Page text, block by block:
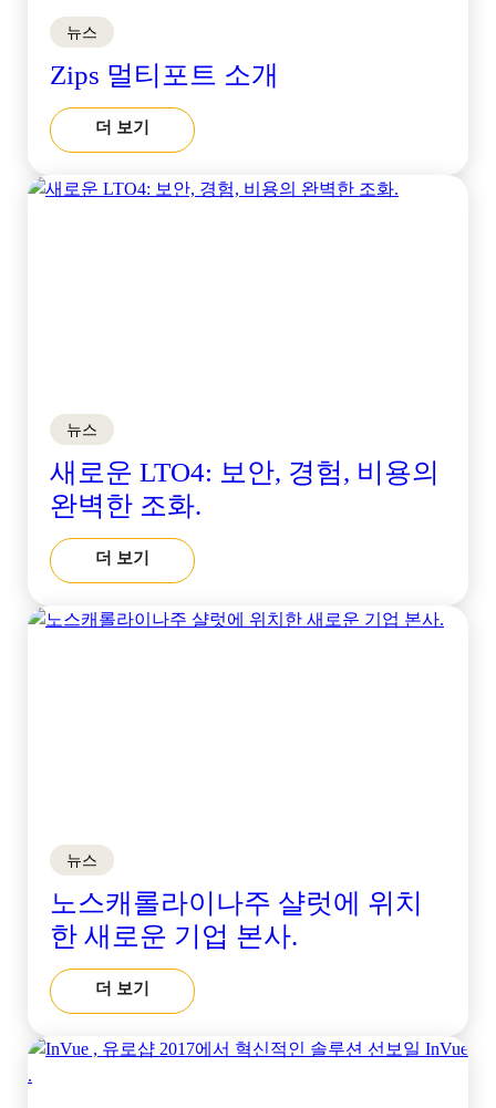
뉴스
Zips 멀티포트 소개
더 보기
뉴스
새로운 LTO4: 보안, 경험, 비용의
완벽한 조화.
더 보기
뉴스
노스캐롤라이나주 샬럿에 위치
한 새로운 기업 본사.
더 보기